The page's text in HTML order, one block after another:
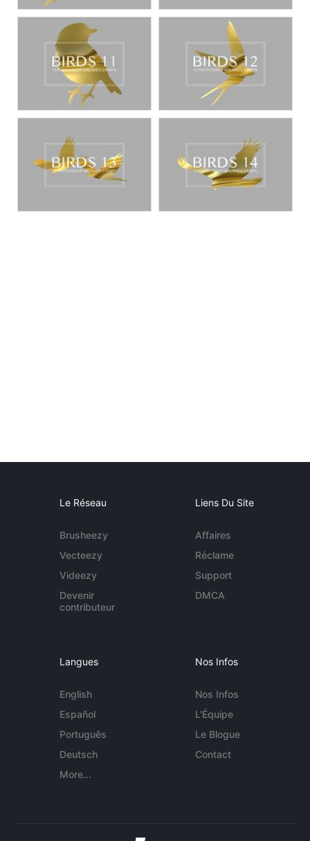
Le Réseau
Brusheezy
Vecteezy
Videezy
Devenir
contributeur
Liens Du Site
Affaires
Réclame
Support
DMCA
Langues
English
Español
Português
Deutsch
More...
Nos Infos
Nos Infos
L'Équipe
Le Blogue
Contact